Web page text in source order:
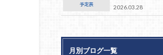
2026.03.28
月別ブログ一覧